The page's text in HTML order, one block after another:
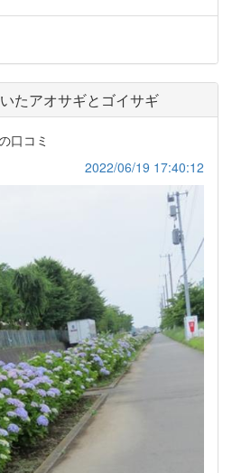
たアオサギとゴイサギ
口コミ
2022/06/19 17:40:12